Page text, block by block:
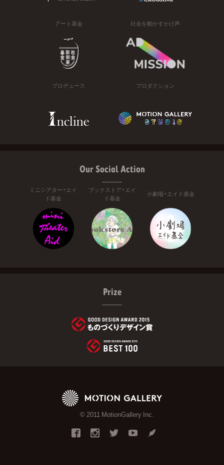
アート基金 社会を動かすかけ声
プロデュース プロダクション
Our Social Action
ミニシアター・エイ
ド基金
ブックストア・エイ
ド基金
小劇場・エイド基金
Prize
© 2011 MotionGallery Inc.